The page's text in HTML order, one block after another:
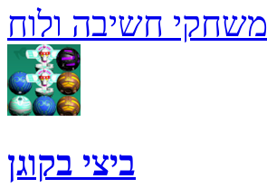
משחקי חשיבה ולוח
ביצי בקוגן